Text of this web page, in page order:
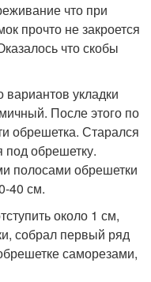
что при
прочто не закроется
что скобы
вариантов укладки
После этого по
обрешетка. Старался
под обрешетку.
полосами обрешетки
40 см.
около 1 см,
собрал первый ряд
саморезами,